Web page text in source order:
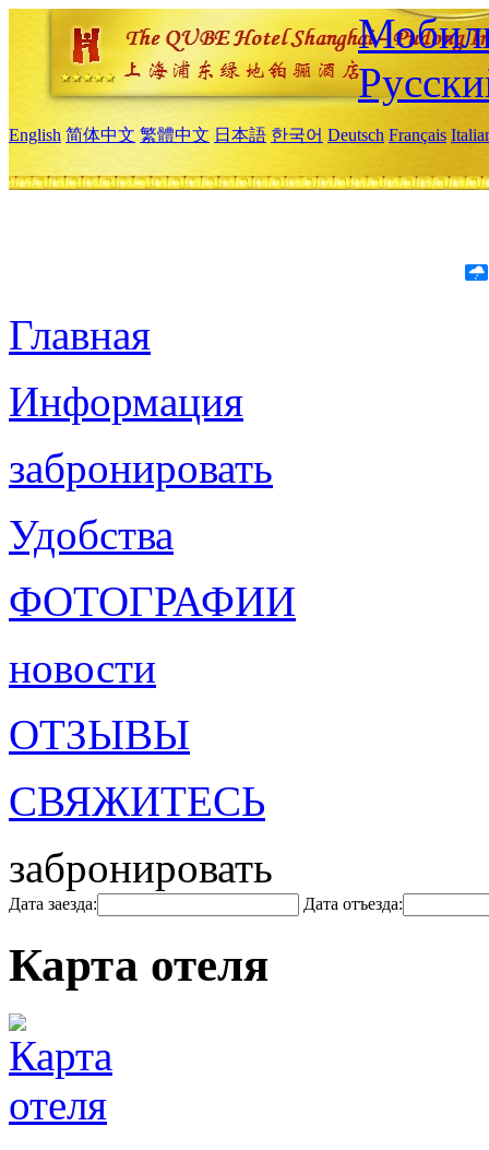
English 简体中文 繁體中文 日本語 한국어 Deutsch Français
Главная
Информация
забронировать
Удобства
ФОТОГРАФИИ
новости
ОТЗЫВЫ
СВЯЖИТЕСЬ
забронировать
Дата заезда: Дата отъезда:
Карта отеля